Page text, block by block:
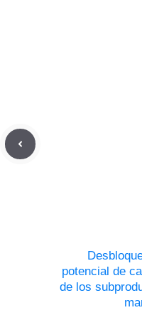
potencial de
de los